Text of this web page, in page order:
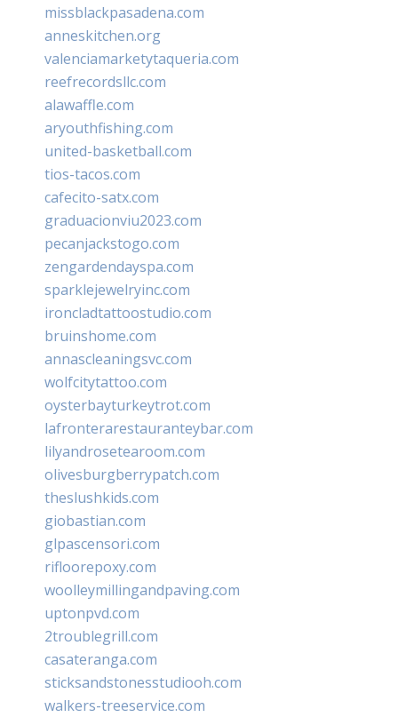
missblackpasadena.com
anneskitchen.org
valenciamarketytaqueria.com
reefrecordsllc.com
alawaffle.com
aryouthfishing.com
united-basketball.com
tios-tacos.com
cafecito-satx.com
graduacionviu2023.com
pecanjackstogo.com
zengardendayspa.com
sparklejewelryinc.com
ironcladtattoostudio.com
bruinshome.com
annascleaningsvc.com
wolfcitytattoo.com
oysterbayturkeytrot.com
lafronterarestauranteybar.com
lilyandrosetearoom.com
olivesburgberrypatch.com
theslushkids.com
giobastian.com
glpascensori.com
rifloorepoxy.com
woolleymillingandpaving.com
uptonpvd.com
2troublegrill.com
casateranga.com
sticksandstonesstudiooh.com
walkers-treeservice.com